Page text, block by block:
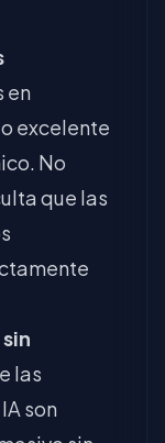
en
excelente
No
que las
las
son